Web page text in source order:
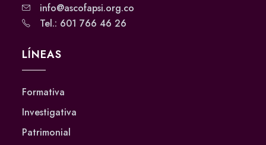
info@ascofapsi.org.co
Tel.: 601 766 46 26
LÍNEAS
Formativa
Investigativa
Patrimonial